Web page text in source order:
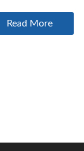
Read More